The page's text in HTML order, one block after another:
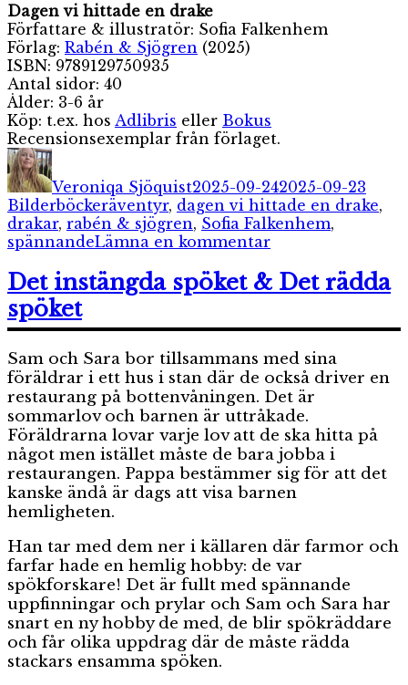
Dagen vi hittade en drake
Författare & illustratör: Sofia Falkenhem
Förlag: Rabén & Sjögren (2025)
ISBN: 9789129750935
Antal sidor: 40
Ålder: 3-6 år
Köp: t.ex. hos Adlibris eller Bokus
Recensionsexemplar från förlaget.
Författare
Veroniqa Sjöquist2025-09-242025-09-23
BilderböckerEtiketter
äventyr, dagen vi hittade en drake,
drakar, rabén & sjögren, Sofia Falkenhem,
spännandeLämna en kommentartill
vi
hittade
drake
Det instängda spöket & Det rädda
spöket
Sam och Sara bor tillsammans med sina
föräldrar i ett hus i stan där de också driver en
restaurang på bottenvåningen. Det är
sommarlov och barnen är uttråkade.
Föräldrarna lovar varje lov att de ska hitta på
något men istället måste de bara jobba i
restaurangen. Pappa bestämmer sig för att det
kanske ändå är dags att visa barnen
hemligheten.
Han tar med dem ner i källaren där farmor och
farfar hade en hemlig hobby: de var
spökforskare! Det är fullt med spännande
uppfinningar och prylar och Sam och Sara har
snart en ny hobby de med, de blir spökräddare
och får olika uppdrag där de måste rädda
stackars ensamma spöken.